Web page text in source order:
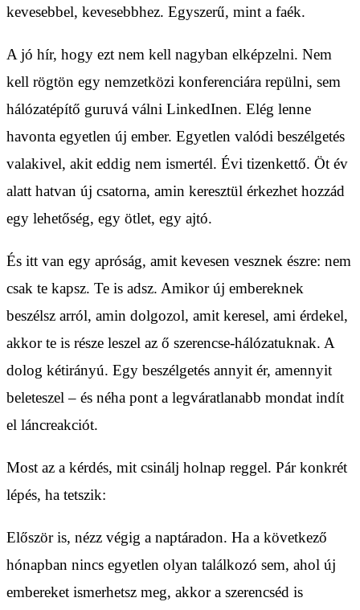
kevesebbel, kevesebbhez. Egyszerű, mint a faék.
A jó hír, hogy ezt nem kell nagyban elképzelni. Nem
kell rögtön egy nemzetközi konferenciára repülni, sem
hálózatépítő guruvá válni LinkedInen. Elég lenne
havonta egyetlen új ember. Egyetlen valódi beszélgetés
valakivel, akit eddig nem ismertél. Évi tizenkettő. Öt év
alatt hatvan új csatorna, amin keresztül érkezhet hozzád
egy lehetőség, egy ötlet, egy ajtó.
És itt van egy apróság, amit kevesen vesznek észre: nem
csak te kapsz. Te is adsz. Amikor új embereknek
beszélsz arról, amin dolgozol, amit keresel, ami érdekel,
akkor te is része leszel az ő szerencse-hálózatuknak. A
dolog kétirányú. Egy beszélgetés annyit ér, amennyit
beleteszel – és néha pont a legváratlanabb mondat indít
el láncreakciót.
Most az a kérdés, mit csinálj holnap reggel. Pár konkrét
lépés, ha tetszik:
Először is, nézz végig a naptáradon. Ha a következő
hónapban nincs egyetlen olyan találkozó sem, ahol új
embereket ismerhetsz meg, akkor a szerencséd is